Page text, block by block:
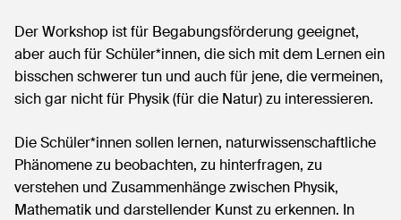
Der Workshop ist für Begabungsförderung geeignet,
aber auch für Schüler*innen, die sich mit dem Lernen ein
bisschen schwerer tun und auch für jene, die vermeinen,
sich gar nicht für Physik (für die Natur) zu interessieren.
Die Schüler*innen sollen lernen, naturwissenschaftliche
Phänomene zu beobachten, zu hinterfragen, zu
verstehen und Zusammenhänge zwischen Physik,
Mathematik und darstellender Kunst zu erkennen. In